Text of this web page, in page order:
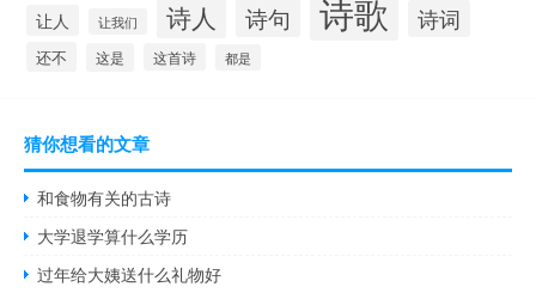
让人 让我们 诗人 诗句 诗歌 诗词
还不 这是 这首诗 都是
猜你想看的文章
和食物有关的古诗
大学退学算什么学历
过年给大姨送什么礼物好